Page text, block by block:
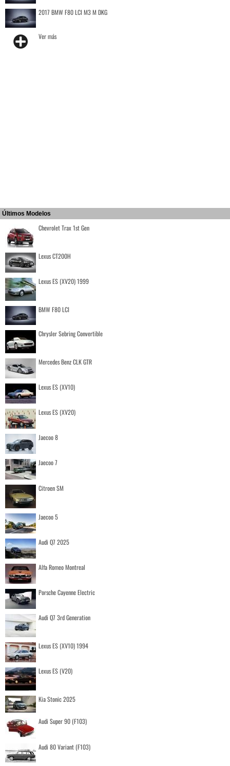
2017 BMW F80 LCI M3 M DKG
Ver más
Últimos Modelos
Chevrolet Trax 1st Gen
Lexus CT200H
Lexus ES (XV20) 1999
BMW F80 LCI
Chrysler Sebring Convertible
Mercedes Benz CLK GTR
Lexus ES (XV10)
Lexus ES (XV20)
Jaecoo 8
Jaecoo 7
Citroen SM
Jaecoo 5
Audi Q7 2025
Alfa Romeo Montreal
Porsche Cayenne Electric
Audi Q7 3rd Generation
Lexus ES (XV10) 1994
Lexus ES (V20)
Kia Stonic 2025
Audi Super 90 (F103)
Audi 80 Variant (F103)